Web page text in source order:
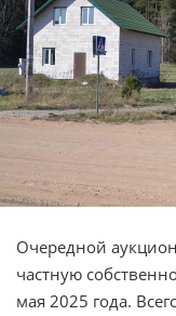
Очередной
частную
мая 2025 года.